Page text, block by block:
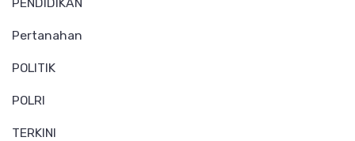
Pertanahan
POLITIK
POLRI
TERKINI